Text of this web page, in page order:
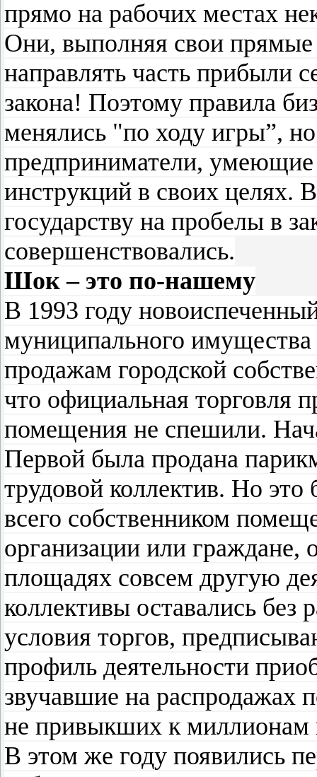
прямо на рабочих местах
Они, выполняя свои прямые
направлять часть прибыли
закона! Поэтому правила
менялись "по ходу игры”,
предприниматели, умеющие
инструкций в своих целях.
государству на пробелы в
совершенствовались.
Шок – это по-нашему
В 1993 году
муниципального
продажам городской
что официальная торговля
помещения не спешили.
Первой была продана
трудовой коллектив. Но
всего собственником
организации или
площадях совсем другую
коллективы оставались без
условия торгов,
профиль деятельности
звучавшие на
не привыкших к миллионам
В этом же году появились